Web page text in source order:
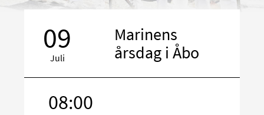
09
Juli
Marinens
årsdag i Åbo
08:00